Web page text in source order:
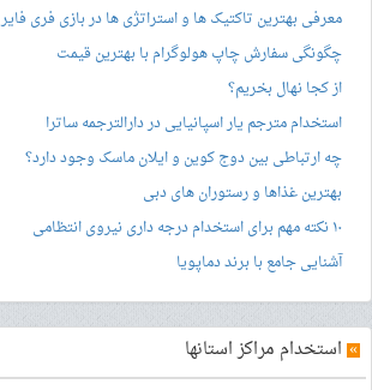
معرفی بهترین تاکتیک ها و استراتژی ها در بازی فری فایر
چگونگی سفارش چاپ هولوگرام با بهترین قیمت
از کجا نهال بخریم؟
استخدام مترجم یار اسپانیایی در دارالترجمه ساترا
چه ارتباطی بین دوج کوین و ایلان ماسک وجود دارد؟
بهترین غذاها و رستوران های دبی
۱۰ نکته مهم برای استخدام درجه داری نیروی انتظامی
آشنایی جامع با برند دماپویا
» استخدام مراکز استانها